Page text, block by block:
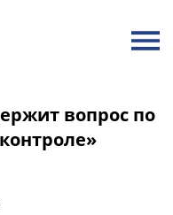
вопрос по